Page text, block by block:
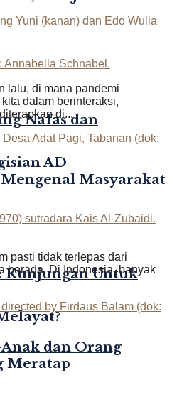
Nafas dan
AD
Kunjungan Untuk
lalu, di mana pandemi
dalam berinteraksi,
di...
Masyarakat
pasti tidak terlepas dari
berada. Di Indonesia, banyak
Anak dan Orang
Meratap